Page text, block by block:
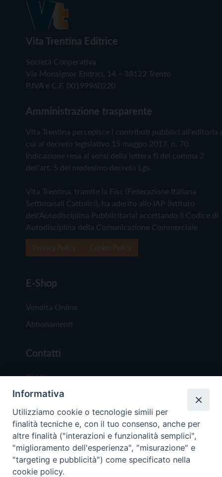
Vita Trentina Editrice
Società Cooperativa
Via Monsignor Endrici, 14 – 38122 Trento
P.IVA e C.F. 00199960220
Amministrazione trasparente
Vita Trentina percepisce i contributi pubblici all'editoria
cui al decreto legislativo 15 maggio 2017, n. 70.
Indicazione resa ai sensi della lettera f) del comma 2
dell'art. 5 del medesimo decreto Lgs.
Vita Trentina, tramite la Fisc (Federazione Italiana
Settimanali Cattolici), ha aderito allo IAP (Istituto
dell'Autodisciplina Pubblicitaria) accettando il Codice di
Autodisciplina della Comunicazione Commerciale
E-Shop
Vendita Online
Abbonamenti
Contatti
Chi Siamo
Redazione
Scrivici
Copyright © 2019 - Tutti i diritti riservati - Vita
Informativa
Utilizziamo cookie o tecnologie simili per
finalità tecniche e, con il tuo consenso, anche per
altre finalità ("interazioni e funzionalità semplici",
"miglioramento dell'esperienza", "misurazione" e
"targeting e pubblicità") come specificato nella
cookie policy.